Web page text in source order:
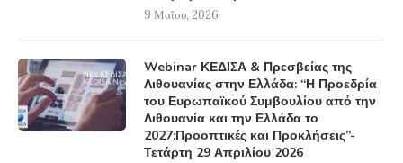
9 Μαΐου, 2026
Webinar ΚΕΔΙΣΑ & Πρεσβείας της
Λιθουανίας στην Ελλάδα: “Η Προεδρία
του Ευρωπαϊκού Συμβουλίου από την
Λιθουανία και την Ελλάδα το
2027:Προοπτικές και Προκλήσεις”-
Τετάρτη 29 Απριλίου 2026